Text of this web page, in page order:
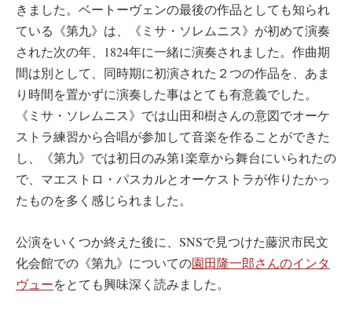
きました。ベートーヴェンの最後の作品としても知られ
ている《第九》は、《ミサ・ソレムニス》が初めて演奏
された次の年、1824年に一緒に演奏されました。作曲期
間は別として、同時期に初演された２つの作品を、あま
り時間を置かずに演奏した事はとても有意義でした。
《ミサ・ソレムニス》では山田和樹さんの意図でオーケ
ストラ練習から合唱が参加して音楽を作ることができた
し、《第九》では初日のみ第1楽章から舞台にいられたの
で、マエストロ・パスカルとオーケストラが作りたかっ
たものを多く感じられました。
公演をいくつか終えた後に、SNSで見つけた藤沢市民文
化会館での《第九》についての園田隆一郎さんのインタ
ヴューをとても興味深く読みました。